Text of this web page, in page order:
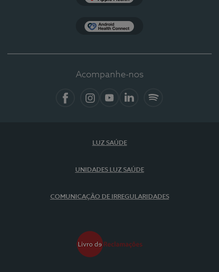
Acompanhe-nos
LUZ SAÚDE
UNIDADES LUZ SAÚDE
COMUNICAÇÃO DE IRREGULARIDADES